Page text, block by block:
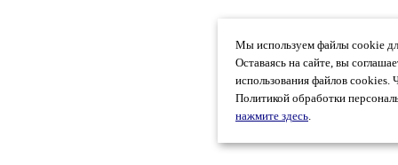
Мы используем файлы cookie
Оставаясь на сайте, вы
использования файлов cookies.
Политикой обработки
нажмите здесь.